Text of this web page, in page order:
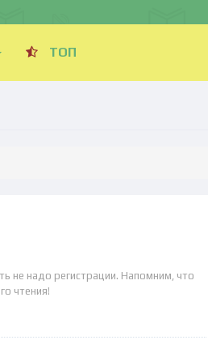
ТОП
не надо регистрации. Напомним, что
чтения!